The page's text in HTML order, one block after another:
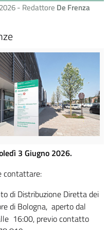
- Redattore De Frenza
3 Giugno 2026.
contattare:
di Distribuzione Diretta dei
di Bologna, aperto dal
16:00, previo contatto